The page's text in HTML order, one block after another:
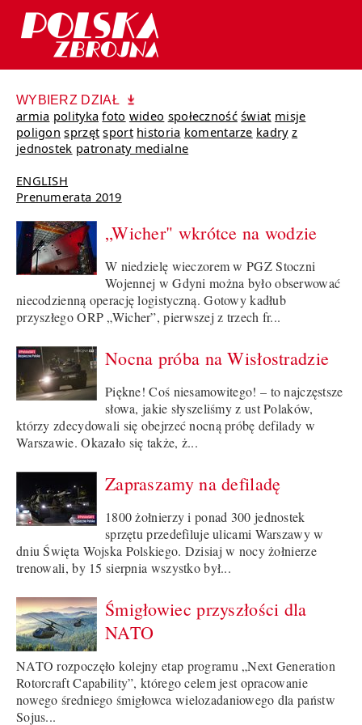
WYBIERZ DZIAŁ
armia polityka foto wideo społeczność świat misje
poligon sprzęt sport historia komentarze kadry z
jednostek patronaty medialne
ENGLISH
Prenumerata 2019
„Wicher" wkrótce na wodzie
W niedzielę wieczorem w PGZ Stoczni
Wojennej w Gdyni można było obserwować
niecodzienną operację logistyczną. Gotowy kadłub
przyszłego ORP „Wicher”, pierwszej z trzech fr...
Nocna próba na Wisłostradzie
Piękne! Coś niesamowitego! – to najczęstsze
słowa, jakie słyszeliśmy z ust Polaków,
którzy zdecydowali się obejrzeć nocną próbę defilady w
Warszawie. Okazało się także, ż...
Zapraszamy na defiladę
1800 żołnierzy i ponad 300 jednostek
sprzętu przedefiluje ulicami Warszawy w
dniu Święta Wojska Polskiego. Dzisiaj w nocy żołnierze
trenowali, by 15 sierpnia wszystko był...
Śmigłowiec przyszłości dla
NATO
NATO rozpoczęło kolejny etap programu „Next Generation
Rotorcraft Capability”, którego celem jest opracowanie
nowego średniego śmigłowca wielozadaniowego dla państw
Sojus...